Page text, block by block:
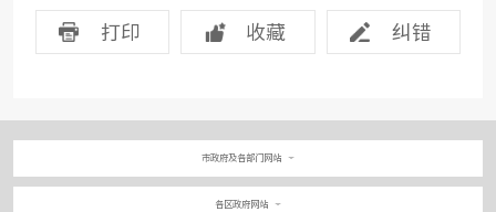
打印 收藏 纠错
市政府及各部门网站
各区政府网站